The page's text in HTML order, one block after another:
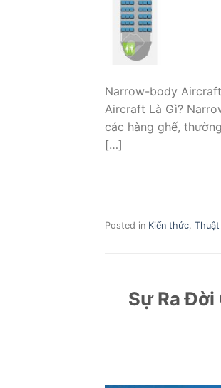
Narrow-body
Aircraft Là Gì?
các hàng ghế,
[…]
Posted in Kiến thức,
Sự Ra Đời